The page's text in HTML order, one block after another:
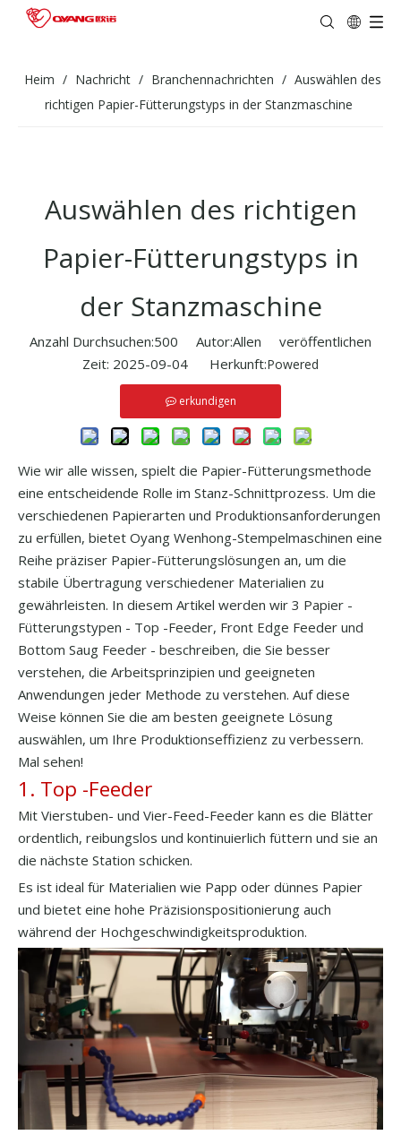
Heim / Nachricht / Branchennachrichten / Auswählen des
richtigen Papier-Fütterungstyps in der Stanzmaschine
Auswählen des richtigen
Papier-Fütterungstyps in
der Stanzmaschine
Anzahl Durchsuchen:500 Autor:Allen veröffentlichen
Zeit: 2025-09-04 Herkunft:Powered
erkundigen
Wie wir alle wissen, spielt die Papier-Fütterungsmethode
eine entscheidende Rolle im Stanz-Schnittprozess. Um die
verschiedenen Papierarten und Produktionsanforderungen
zu erfüllen, bietet Oyang Wenhong-Stempelmaschinen eine
Reihe präziser Papier-Fütterungslösungen an, um die
stabile Übertragung verschiedener Materialien zu
gewährleisten. In diesem Artikel werden wir 3 Papier -
Fütterungstypen - Top -Feeder, Front Edge Feeder und
Bottom Saug Feeder - beschreiben, die Sie besser
verstehen, die Arbeitsprinzipien und geeigneten
Anwendungen jeder Methode zu verstehen. Auf diese
Weise können Sie die am besten geeignete Lösung
auswählen, um Ihre Produktionseffizienz zu verbessern.
Mal sehen!
1. Top -Feeder
Mit Vierstuben- und Vier-Feed-Feeder kann es die Blätter
ordentlich, reibungslos und kontinuierlich füttern und sie an
die nächste Station schicken.
Es ist ideal für Materialien wie Papp oder dünnes Papier
und bietet eine hohe Präzisionspositionierung auch
während der Hochgeschwindigkeitsproduktion.